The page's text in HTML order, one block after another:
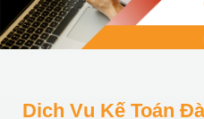
Dịch Vụ Kế Toán